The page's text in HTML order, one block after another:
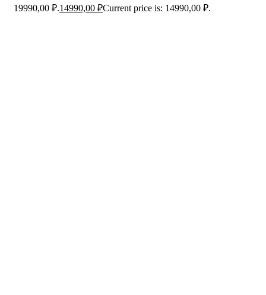
19990,00 ₽.14990,00 ₽Current price is: 14990,00 ₽.